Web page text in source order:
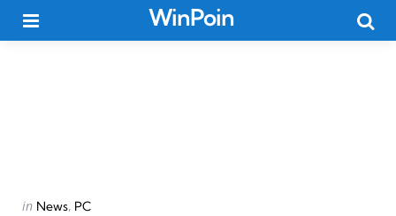
WinPoin
Categories
Posted
in News PC